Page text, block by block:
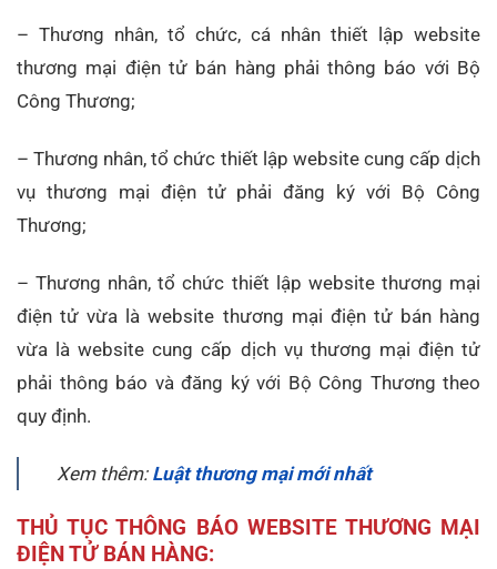
– Thương nhân, tổ chức, cá nhân thiết lập website
thương mại điện tử bán hàng phải thông báo với Bộ
Công Thương;
– Thương nhân, tổ chức thiết lập website cung cấp dịch
vụ thương mại điện tử phải đăng ký với Bộ Công
Thương;
– Thương nhân, tổ chức thiết lập website thương mại
điện tử vừa là website thương mại điện tử bán hàng
vừa là website cung cấp dịch vụ thương mại điện tử
phải thông báo và đăng ký với Bộ Công Thương theo
quy định.
Xem thêm: Luật thương mại mới nhất
THỦ TỤC THÔNG BÁO WEBSITE THƯƠNG MẠI
ĐIỆN TỬ BÁN HÀNG: